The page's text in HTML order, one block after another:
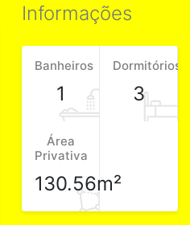
Informações
Banheiros
1
Dormitórios
3
Área
Privativa
130.56m²